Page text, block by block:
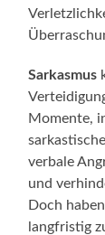
Sarkasmus
Momente,
verbale
und
Doch
langfristig